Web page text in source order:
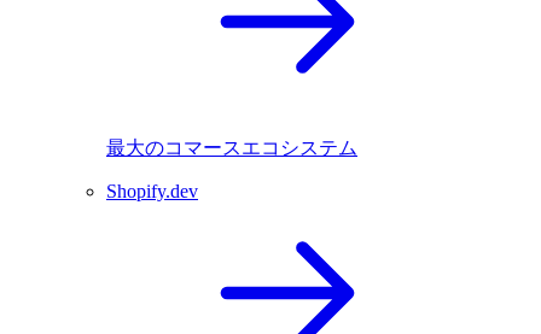
最大のコマースエコシステム
Shopify.dev